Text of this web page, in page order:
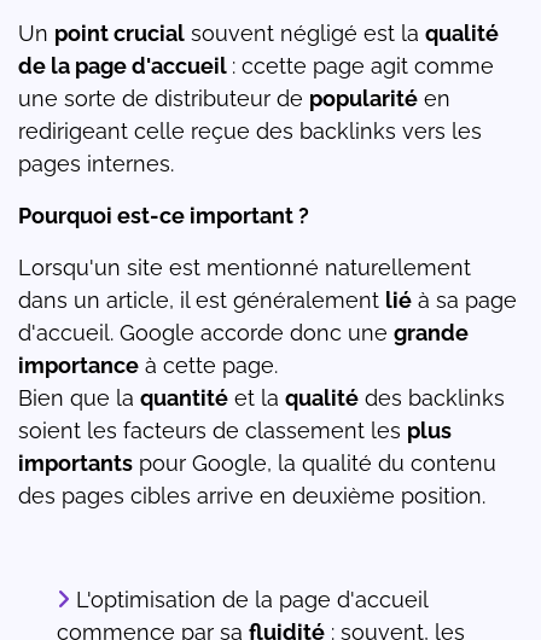
Un point crucial souvent négligé est la qualité
de la page d'accueil : ccette page agit comme
une sorte de distributeur de popularité en
redirigeant celle reçue des backlinks vers les
pages internes.
Pourquoi est-ce important ?
Lorsqu'un site est mentionné naturellement
dans un article, il est généralement lié à sa page
d'accueil. Google accorde donc une grande
importance à cette page.
Bien que la quantité et la qualité des backlinks
soient les facteurs de classement les plus
importants pour Google, la qualité du contenu
des pages cibles arrive en deuxième position.
L'optimisation de la page d'accueil
commence par sa fluidité : souvent, les